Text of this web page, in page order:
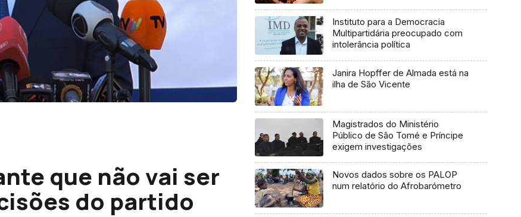
que não vai ser
do partido
Instituto para a Democracia
Multipartidária preocupado com
intolerância política
Janira Hopffer de Almada está na
ilha de São Vicente
Magistrados do Ministério
Público de São Tomé e Príncipe
exigem investigações
Novos dados sobre os PALOP
num relatório do Afrobarómetro